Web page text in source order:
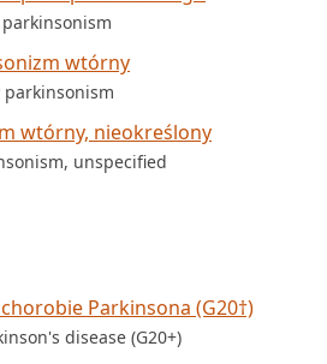
wtórny
parkinsonism
wtórny, nieokreślony
unspecified
Parkinsona (G20†)
disease (G20+)